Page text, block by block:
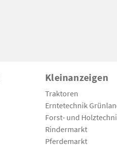
Kleinanzeigen
Traktoren
Erntetechnik
Forst- und
Rindermarkt
Pferdemarkt